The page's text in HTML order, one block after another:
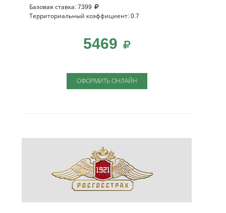
Базовая ставка: 7399
Территориальный коэффициент: 0.7
5469
ОФОРМИТЬ ОНЛАЙН